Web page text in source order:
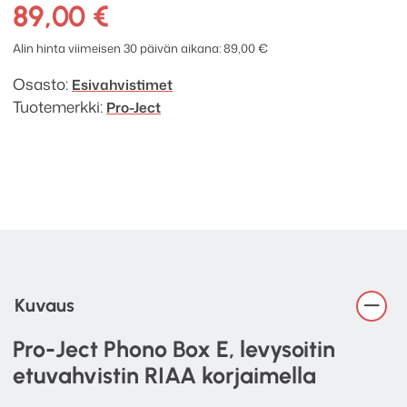
Box
E
levysoitin
etuvahvistin
89,00 €
Alin hinta viimeisen 30 päivän aikana:89,00€
Osasto: Esivahvistimet
Tuotemerkki: Pro-Ject
Kuvaus
Pro-Ject Phono Box E, levysoitin
etuvahvistin RIAA korjaimella